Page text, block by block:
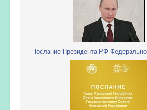
Послание Президента РФ